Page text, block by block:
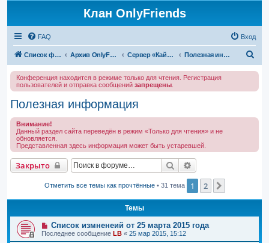
Клан OnlyFriends
FAQ Вход
Список форумов Архив OnlyFriends Сервер «Кайатор» Полезная информация
Конференция находится в режиме только для чтения. Регистрация
пользователей и отправка сообщений запрещены
Полезная информация
Внимание!
Данный раздел сайта переведён в режим «Только для чтения» и не
обновляется.
Представленная здесь информация может быть устаревшей.
Закрыто Поиск
Отметить все темы как прочтённые• 31 тема 1 2
Темы
Список измненеий от 25 марта 2015 года
Последнее сообщение LB « 25 мар 2015, 15:12